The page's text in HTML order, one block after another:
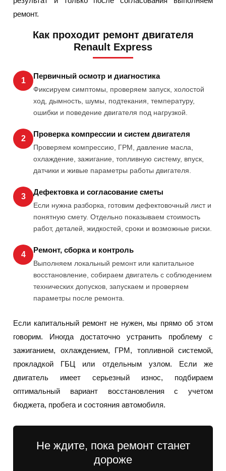
ремонт.
Как проходит ремонт двигателя
Renault Express
1
Первичный осмотр и диагностика
Фиксируем симптомы, проверяем запуск, холостой
ход, дымность, шумы, подтекания, температуру,
ошибки и поведение двигателя под нагрузкой.
2
Проверка компрессии и систем двигателя
Проверяем компрессию, ГРМ, давление масла,
охлаждение, зажигание, топливную систему, впуск,
датчики и живые параметры работы двигателя.
3
Дефектовка и согласование сметы
Если нужна разборка, готовим дефектовочный лист и
понятную смету. Отдельно показываем стоимость
работ, деталей, жидкостей, сроки и возможные риски.
4
Ремонт, сборка и контроль
Выполняем локальный ремонт или капитальное
восстановление, собираем двигатель с соблюдением
технических допусков, запускаем и проверяем
параметры после ремонта.
Если капитальный ремонт не нужен, мы прямо об этом
говорим. Иногда достаточно устранить проблему с
зажиганием, охлаждением, ГРМ, топливной системой,
прокладкой ГБЦ или отдельным узлом. Если же
двигатель имеет серьезный износ, подбираем
оптимальный вариант восстановления с учетом
бюджета, пробега и состояния автомобиля.
Не ждите, пока ремонт станет
дороже